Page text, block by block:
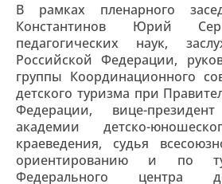
В рамках пленарного
Константинов Юрий
педагогических наук,
Российской Федерации,
группы Координационного
детского туризма при
Федерации, вице-
академии детско-
краеведения, судья
ориентированию и по
Федерального центра